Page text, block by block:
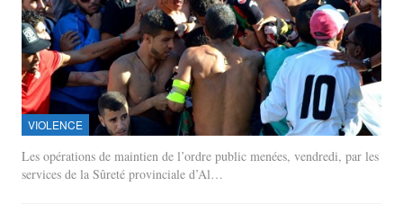
VIOLENCE
Les opérations de maintien de l’ordre public menées, vendredi, par les
services de la Sûreté provinciale d’Al…